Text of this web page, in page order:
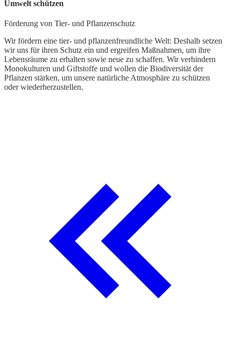
Umwelt schützen
Förderung von Tier- und Pflanzenschutz
Wir fördern eine tier- und pflanzenfreundliche Welt: Deshalb setzen
wir uns für ihren Schutz ein und ergreifen Maßnahmen, um ihre
Lebensräume zu erhalten sowie neue zu schaffen. Wir verhindern
Monokulturen und Giftstoffe und wollen die Biodiversität der
Pflanzen stärken, um unsere natürliche Atmosphäre zu schützen
oder wiederherzustellen.